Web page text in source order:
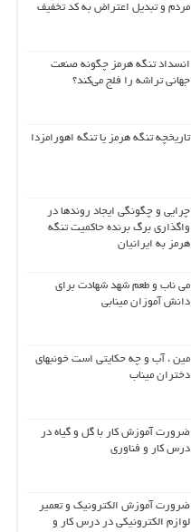
مردم و تبدیل اعتراض به کد تخفیف
انسداد تنگه هرمز چگونه صنعت
جهانی تراشه را فلج می‌کند؟
تاریخچه تنگه هرمز یا تنگه اهورامزدا
چرایی و چگونگی ایجاد روندها در
واگذاری برگ برنده حاکمیت تنگه
هرمز به ایرانیان
می ناب و طعم شهد شهادت برای
دانش آموزان مینابی
مین ، آب و چه حکایتی است خونبهای
دختران میناب
ضرورت آموزش کار با گل و گیاه در
درس کار و فناوری
ضرورت آموزش الکترونیک و تعمیر
لوازم الکترونیکی در درس کار و